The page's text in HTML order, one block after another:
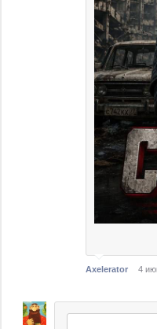
Axelerator 4